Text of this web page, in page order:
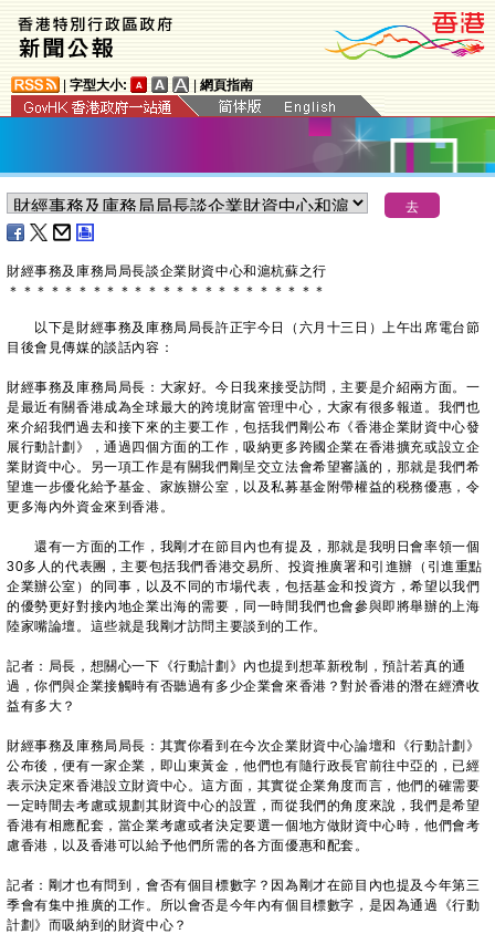
字型大小: 網頁指南
財經事務及庫務局局長談企業財資中心和滬杭蘇之行
＊ ＊ ＊ ＊ ＊ ＊ ＊ ＊ ＊ ＊ ＊ ＊ ＊ ＊ ＊ ＊ ＊ ＊ ＊ ＊ ＊ ＊ ＊
以下是財經事務及庫務局局長許正宇今日（六月十三日）上午出席電台節
目後會見傳媒的談話內容：
財經事務及庫務局局長：大家好。今日我來接受訪問，主要是介紹兩方面。一
是最近有關香港成為全球最大的跨境財富管理中心，大家有很多報道。我們也
來介紹我們過去和接下來的主要工作，包括我們剛公布《香港企業財資中心發
展行動計劃》，通過四個方面的工作，吸納更多跨國企業在香港擴充或設立企
業財資中心。另一項工作是有關我們剛呈交立法會希望審議的，那就是我們希
望進一步優化給予基金、家族辦公室，以及私募基金附帶權益的税務優惠，令
更多海內外資金來到香港。
還有一方面的工作，我剛才在節目內也有提及，那就是我明日會率領一個
30多人的代表團，主要包括我們香港交易所、投資推廣署和引進辦（引進重點
企業辦公室）的同事，以及不同的市場代表，包括基金和投資方，希望以我們
的優勢更好對接內地企業出海的需要，同一時間我們也會參與即將舉辦的上海
陸家嘴論壇。這些就是我剛才訪問主要談到的工作。
記者：局長，想關心一下《行動計劃》內也提到想革新稅制，預計若真的通
過，你們與企業接觸時有否聽過有多少企業會來香港？對於香港的潛在經濟收
益有多大？
財經事務及庫務局局長：其實你看到在今次企業財資中心論壇和《行動計劃》
公布後，便有一家企業，即山東黃金，他們也有隨行政長官前往中亞的，已經
表示決定來香港設立財資中心。這方面，其實從企業角度而言，他們的確需要
一定時間去考慮或規劃其財資中心的設置，而從我們的角度來說，我們是希望
香港有相應配套，當企業考慮或者決定要選一個地方做財資中心時，他們會考
慮香港，以及香港可以給予他們所需的各方面優惠和配套。
記者：剛才也有問到，會否有個目標數字？因為剛才在節目內也提及今年第三
季會有集中推廣的工作。所以會否是今年內有個目標數字，是因為通過《行動
計劃》而吸納到的財資中心？